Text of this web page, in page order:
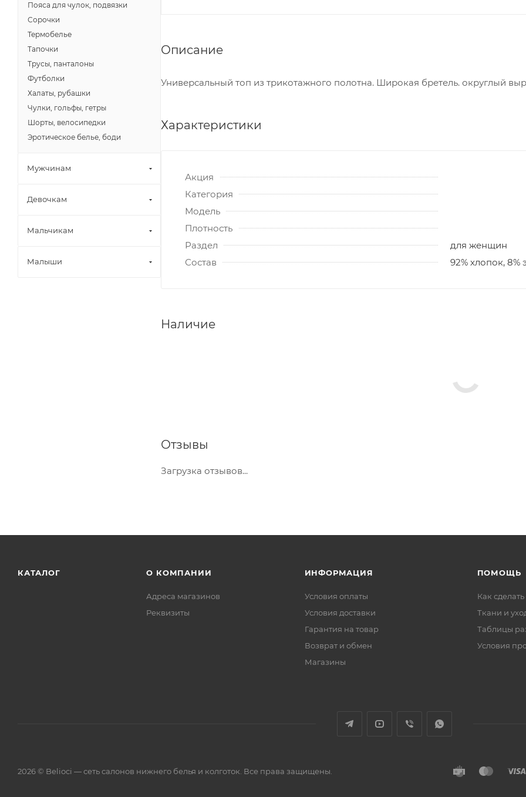
Описание
Универсальный топ из трикотажного полотна. Широкая бретель. округлый
Характеристики
Акция
Категория
Модель
Плотность
Раздел
для женщин
Состав
92% хлопок, 8%
Наличие
Отзывы
Загрузка отзывов...
Пояса для чулок, подвязки
Сорочки
Термобелье
Тапочки
Трусы, панталоны
Футболки
Халаты, рубашки
Чулки, гольфы, гетры
Шорты, велосипедки
Эротическое белье, боди
Мужчинам
Девочкам
Мальчикам
Малыши
КАТАЛОГ О КОМПАНИИ
Адреса магазинов
Реквизиты
ИНФОРМАЦИЯ
Условия оплаты
Условия доставки
Гарантия на товар
Возврат и обмен
Магазины
ПОМОЩЬ
Как сделать
Ткани и
Таблицы
Условия
2026 © Belioci — сеть салонов нижнего белья и колготок. Все права защищены.